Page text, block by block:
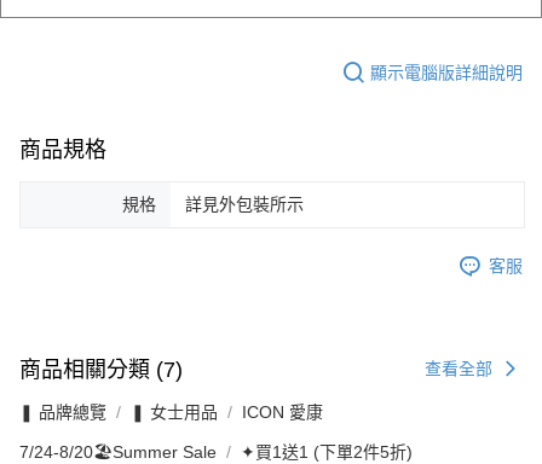
顯示電腦版詳細說明
商品規格
規格 詳見外包裝所示
客服
商品相關分類 (7) 查看全部
❚ 品牌總覽 ❚ 女士用品 ICON 愛康
7/24-8/20🏖️Summer Sale ✦買1送1 (下單2件5折)